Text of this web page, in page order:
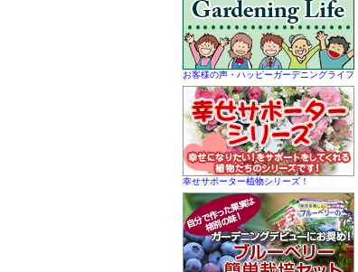
お客様の声・ハッピーガーデニングライフ
幸せサポーター植物シリーズ！